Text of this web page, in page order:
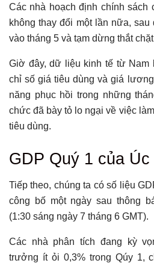
Có thể bạn chưa biết
Các nhà hoạch định chính
không thay đổi một lần nữa,
vào tháng 5 và tạm dừng thắt
Giờ đây, dữ liệu kinh tế từ Nam
chỉ số giá tiêu dùng và giá
năng phục hồi trong những
chức đã bày tỏ lo ngại về việc
tiêu dùng.
GDP Quý 1 của Úc
Tiếp theo, chúng ta có số liệu
công bố một ngày sau thông
(1:30 sáng ngày 7 tháng 6 GMT).
Các nhà phân tích đang kỳ
trưởng ít ỏi 0,3% trong Qúy 1,